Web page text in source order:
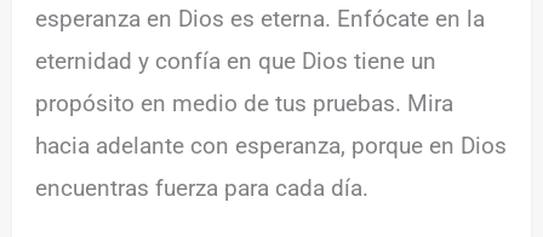
esperanza en Dios es eterna. Enfócate en la
eternidad y confía en que Dios tiene un
propósito en medio de tus pruebas. Mira
hacia adelante con esperanza, porque en Dios
encuentras fuerza para cada día.